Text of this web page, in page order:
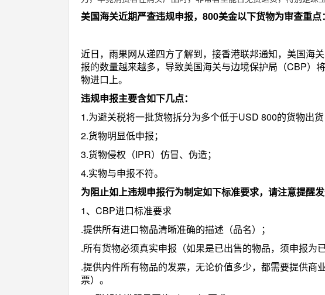
美国海关近期严查违规申报， 800美金以下货物为审查重点：
近日，雨果网从递四方了解到，接香港联邦通知，美国海
报的数量越来越多，导致美国海关与边境保护局（CBP）
物进口上。
违规申报主要含如下几点：
1.为避关税将一批货物拆分为多个低于USD 800的货物出货
2.货物明显低申报；
3.货物侵权（IPR）仿冒、伪造；
4.实物与申报不符。
为阻止如上违规申报行为制定如下标准要求，请注意提醒发
1、CBP进口标准要求
.提供所有进口物品清晰准确的描述（品名）；
.所有货物必须真实申报（如果是已出售的物品，须申报为
.提供内件所有物品的发票，无论价值多少，都需要提供商
票）。